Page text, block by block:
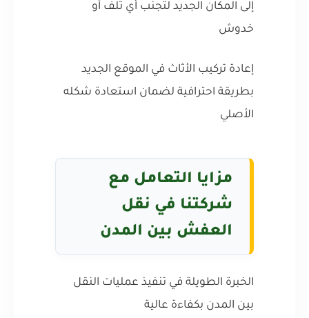
إلى المكان الجديد لتجنب أي تلف أو
خدوش
إعادة تركيب الأثاث في الموقع الجديد
بطريقة احترافية لضمان استعادة شكله
الأصلي
مزايا التعامل مع
شركتنا في نقل
العفش بين المدن
الخبرة الطويلة في تنفيذ عمليات النقل
بين المدن بكفاءة عالية